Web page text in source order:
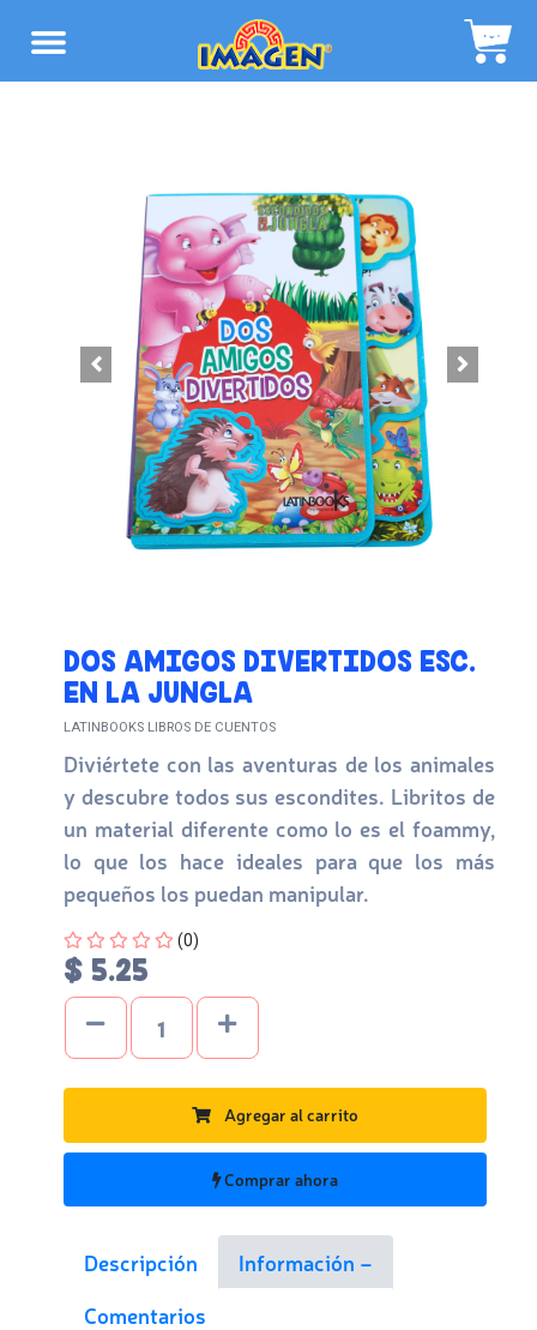
DOS AMIGOS DIVERTIDOS ESC.
EN LA JUNGLA
LATINBOOKS LIBROS DE CUENTOS
Diviértete con las aventuras de los animales
y descubre todos sus escondites. Libritos de
un material diferente como lo es el foammy,
lo que los hace ideales para que los más
pequeños los puedan manipular.
Four out of Five Stars
(0)
$ 5.25
Agregar al carrito
Comprar ahora
Descripción
Información
Comentarios